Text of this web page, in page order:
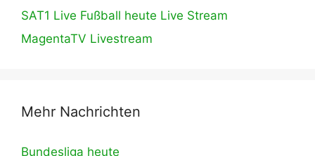
SAT1 Live Fußball heute Live Stream
MagentaTV Livestream
Mehr Nachrichten
Bundesliga heute